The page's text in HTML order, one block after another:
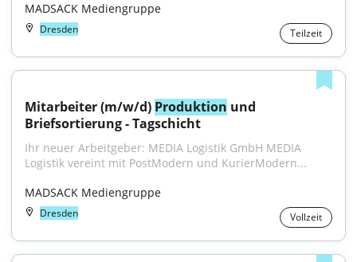
MADSACK Mediengruppe
Dresden Teilzeit
Mitarbeiter (m/w/d) Produktion und
Briefsortierung - Tagschicht
Ihr neuer Arbeitgeber: MEDIA Logistik GmbH MEDIA
Logistik vereint mit PostModern und KurierModern...
MADSACK Mediengruppe
Dresden Vollzeit